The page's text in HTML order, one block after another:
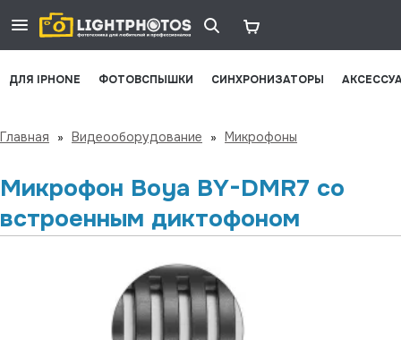
ДЛЯ IPHONE ФОТОВСПЫШКИ СИНХРОНИЗАТОРЫ
Главная » Видеооборудование » Микрофоны
Микрофон Boya BY-DMR7 со
встроенным диктофоном